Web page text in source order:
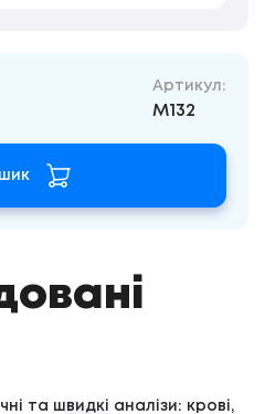
Артикул:
M132
та швидкі аналізи: крові,